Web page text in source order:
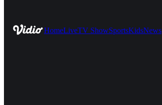
HomeLiveTV ShowSportsKidsNews